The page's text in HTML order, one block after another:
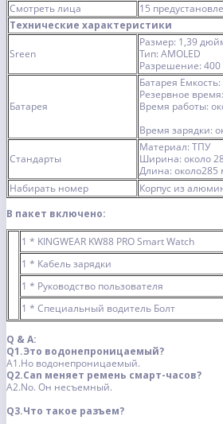
Смотреть лица
15
Технические характеристики
Sreen
Размер: 1,39
Тип: AMOLED
Разрешение: 400
Батарея
Батарея
Резервное
Время работы:
Время зарядки:
Стандарты
Материал: ТПУ
Ширина: около
Длина: около285
Набирать номер
Корпус из
В пакет включено:
1 * KINGWEAR KW88 PRO Smart Watch
1 * Кабель зарядки
1 * Руководство пользователя
1 * Специальный водитель Болт
Q & A:
Q1.Это водонепроницаемый?
A1.Но водонепроницаемый.
Q2.Can меняет ремень смарт-часов?
A2.No. Он несъемный.
Q3.Что такое разъем?